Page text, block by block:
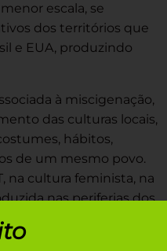
escala, se
dos territórios que
e EUA, produzindo
à miscigenação,
das culturas locais,
hábitos,
de um mesmo povo.
na cultura feminista, na
nas periferias dos